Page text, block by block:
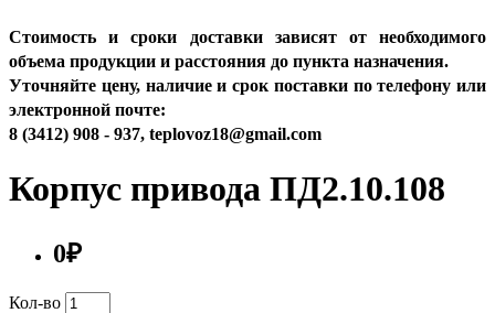
Стоимость и сроки доставки зависят от необходимого
объема продукции и расстояния до пункта назначения.
Уточняйте цену, наличие и срок поставки по телефону или
электронной почте:
8 (3412) 908 - 937, teplovoz18@gmail.com
Корпус привода ПД2.10.108
0₽
Кол-во